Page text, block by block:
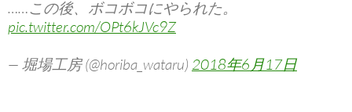
……この後、ボコボコにやられた。
pic.twitter.com/OPt6kJVc9Z
— 堀場工房 (@horiba_wataru) 2018年6月17日